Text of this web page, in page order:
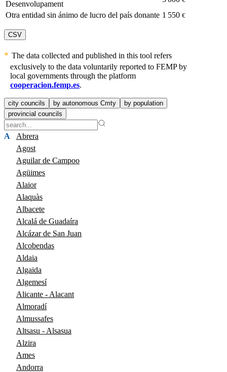
Desenvolupament
Otra entidad sin ánimo de lucro del país donante 1 550 €
CSV
The data collected and published in this tool refers
exclusively to the data voluntarily reported to FEMP by
local governments through the platform
cooperacion.femp.es.
city councils by autonomous Cmty
by population
provincial councils
A
Abrera
Agost
Aguilar de Campoo
Agüimes
Alaior
Alaquàs
Albacete
Alcalá de Guadaíra
Alcázar de San Juan
Alcobendas
Aldaia
Algaida
Algemesí
Alicante - Alacant
Almoradí
Almussafes
Altsasu - Alsasua
Alzira
Ames
Andorra